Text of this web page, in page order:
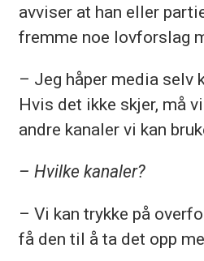
avviser at han eller
fremme noe lovforslag
– Jeg håper media selv
Hvis det ikke skjer, må
andre kanaler vi kan
– Hvilke kanaler?
– Vi kan trykke på
få den til å ta det opp